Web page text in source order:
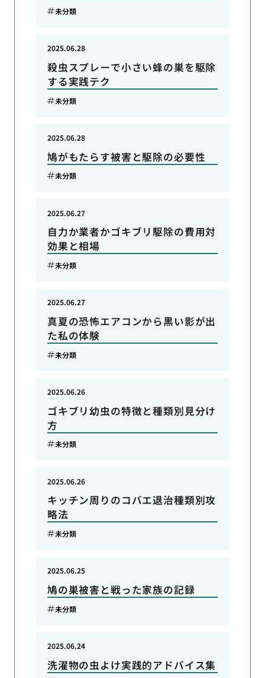
未分類
殺虫スプレーで小さい蜂の巣を駆除
する実践テク
2025.06.28
未分類
鳩がもたらす被害と駆除の必要性
2025.06.28
未分類
自力か業者かゴキブリ駆除の費用対
効果と相場
2025.06.27
未分類
真夏の恐怖エアコンから黒い影が出
た私の体験
2025.06.27
未分類
ゴキブリ幼虫の特徴と種類別見分け
方
2025.06.26
未分類
キッチン周りのコバエ退治種類別攻
略法
2025.06.26
未分類
鳩の巣被害と戦った家族の記録
2025.06.25
未分類
洗濯物の虫よけ実践的アドバイス集
2025.06.24